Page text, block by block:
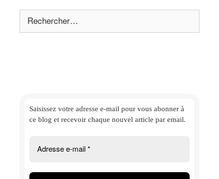
Saisissez votre adresse e-mail pour vous abonner à
ce blog et recevoir chaque nouvel article par email.